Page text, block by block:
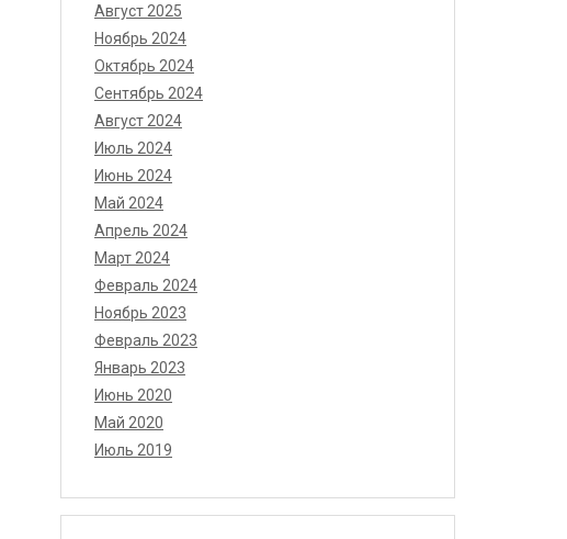
Август 2025
Ноябрь 2024
Октябрь 2024
Сентябрь 2024
Август 2024
Июль 2024
Июнь 2024
Май 2024
Апрель 2024
Март 2024
Февраль 2024
Ноябрь 2023
Февраль 2023
Январь 2023
Июнь 2020
Май 2020
Июль 2019